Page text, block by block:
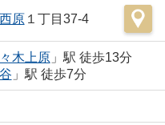
西原１丁目37-4
木上原」駅 徒歩13分
」駅 徒歩7分